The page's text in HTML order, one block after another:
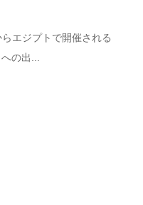
エジプトで開催される
の出...